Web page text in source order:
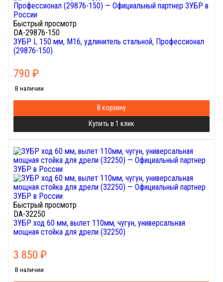
Быстрый просмотр
DA-29876-150
ЗУБР L 150 мм, М16, удлинитель стальной, Профессионал
(29876-150)
790 ₽
В наличии
В корзину
Купить в 1 клик
Быстрый просмотр
DA-32250
ЗУБР ход 60 мм, вылет 110мм, чугун, универсальная
мощная cтойка для дрели (32250)
3 850 ₽
В наличии